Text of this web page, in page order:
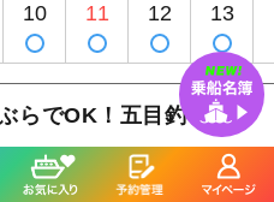
10 11 12 13
らでOK！五目釣りプ
円/人 9
OFF